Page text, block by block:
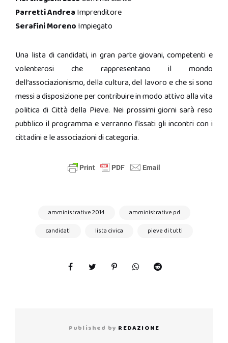
Parretti Andrea Imprenditore
Serafini Moreno Impiegato
Una lista di candidati, in gran parte giovani, competenti e
volenterosi che rappresentano il mondo
dell’associazionismo, della cultura, del lavoro e che si sono
messi a disposizione per contribuire in modo attivo alla vita
politica di Città della Pieve. Nei prossimi giorni sarà reso
pubblico il programma e verranno fissati gli incontri con i
cittadini e le associazioni di categoria.
amministrative 2014
amministrative pd
candidati
lista civica pieve di tutti
Published by REDAZIONE